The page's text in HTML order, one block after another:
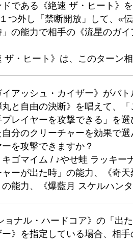
である《絶速 ザ・ヒート》
つ外し「禁断開放」して、«
」の能力で相手の《流星のガ
ザ・ヒート》は、このターン
アッシュ・カイザー》がバト
と自由の決断》を唱えて、
レイヤーを攻撃できる」を選
分のクリーチャーを効果で
を攻撃できますか？
ゴマイム / ♪やせ蛙 ラッキー
ャーが出た時」の能力、《奇
能力、《爆藍月 スケルハンタ
ョナル・ハードコア》の「出
》を指定している場合、相